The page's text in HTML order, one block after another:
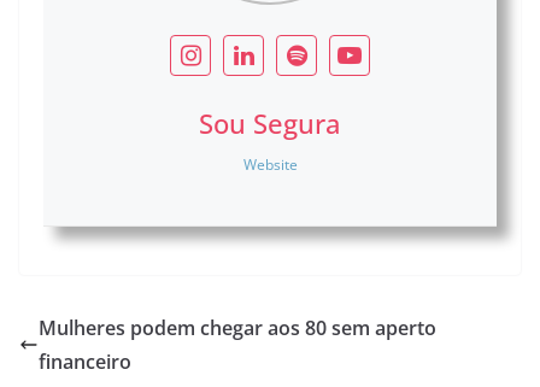
Sou Segura
Website
Mulheres podem chegar aos 80 sem aperto
financeiro